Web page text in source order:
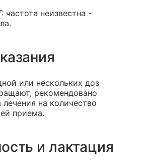
частота неизвестна -
или нескольких доз
рекомендовано
на количество
приема.
и лактация